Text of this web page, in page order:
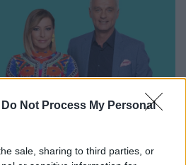
Do Not Process My Personal
sale, sharing to third parties, or
az RTL+ felületén!